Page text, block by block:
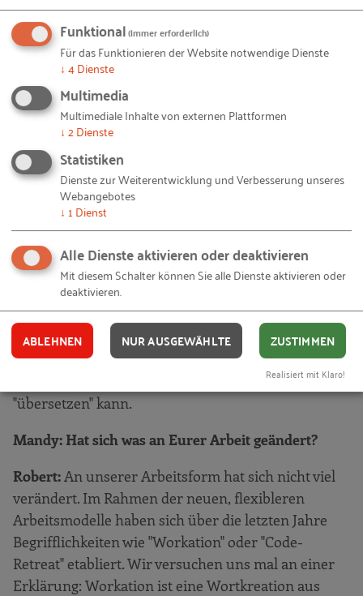
Martin:Herausforderungen gibt es auf
unterschiedlichen Ebenen – meist aber in den
Unterkünften. In Lissabon zum Beispiel hatten wir
erst keinen Strom, dann kein warmes Wasser, was
sich auch bis zum Ende des Aufenthalts nicht
änderte, und schließlich ausströmendes Gas. Die
Kommunikation mit einem ausschließlich
portugiesisch und ukrainisch sprechenden
Hausmeister können wir ebenfalls als anspruchsvoll
bezeichnen. Dafür gab es jeden Morgen frische
Orangen vom eigenen Orangenbaum.
Eine andere Hürde, die direkt mit unseren Reisen
zusammenhing, war die Zusammenarbeit mit
unserem ersten Steuerberater. Im Laufe des letzten
Jahres mussten wir uns einen neuen suchen, der
diese Form des Arbeitens besser in die vom
Finanzamt zur Verfügung stehenden Formulare
"übersetzen" kann.
Mandy: Hat sich was an Eurer Arbeit geändert?
Robert:An unserer Arbeitsform hat sich nicht viel
verändert. Im Rahmen der neuen, flexibleren
Arbeitsmodelle haben sich über die letzten Jahre
Begrifflichkeiten wie "Workation" oder "Code-
Retreat" etabliert. Wir versuchen uns mal an einer
Erklärung: Workation ist eine Wortkreation aus
Funktional(immer erforderlich)
Für das Funktionieren der Website notwendige Dienste
↓ 4Dienste
Multimedia
Multimediale Inhalte von externen Plattformen
↓ 2Dienste
Statistiken
Dienste zur Weiterentwicklung und Verbesserung unseres
Webangebotes
↓ 1 Dienst
Alle Dienste aktivieren oder deaktivieren
Mit diesem Schalter können Sie alle Dienste aktivieren oder
deaktivieren.
ABLEHNEN NUR AUSGEWÄHLTE ZUSTIMMEN
Realisiert mit Klaro!